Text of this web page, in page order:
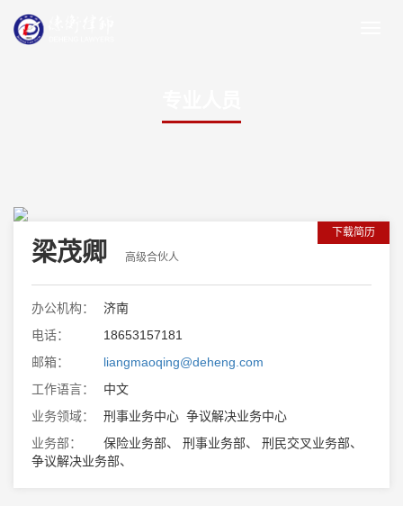
下载简历
梁茂卿 高级合伙人
办公机构：
济南
电话：
18653157181
邮箱：
liangmaoqing@deheng.com
工作语言：
中文
业务领域：
刑事业务中心 争议解决业务中心
业务部：
保险业务部、 刑事业务部、 刑民交叉业务部、
争议解决业务部、